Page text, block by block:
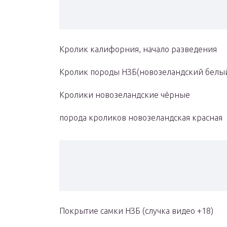
Кролик калифорния, начало разведения
Кролик породы НЗБ(новозеландский
Кролики новозеландские чёрные
порода кроликов новозеландская красная
Покрытие самки НЗБ (случка видео +18)